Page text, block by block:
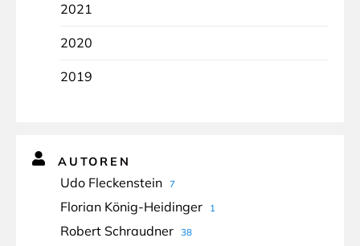
2021
2020
2019
AUTOREN
Udo Fleckenstein 7
Florian König-Heidinger 1
Robert Schraudner 38